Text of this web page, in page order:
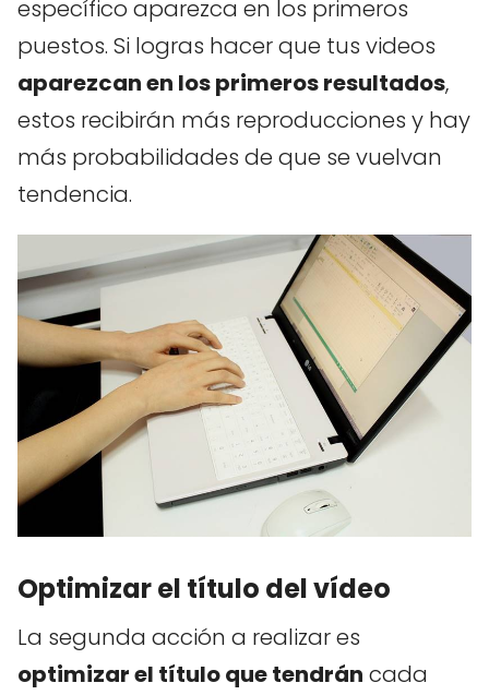
específico aparezca en los primeros
puestos. Si logras hacer que tus videos
aparezcan en los primeros resultados,
estos recibirán más reproducciones y hay
más probabilidades de que se vuelvan
tendencia.
Optimizar el título del vídeo
La segunda acción a realizar es
optimizar el título que tendrán cada